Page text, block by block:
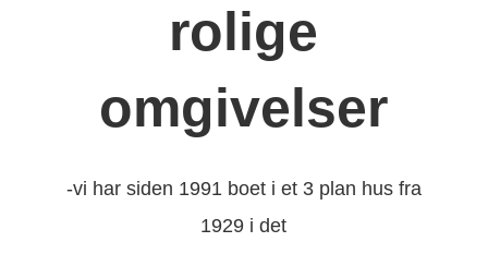
rolige
omgivelser
-vi har siden 1991 boet i et 3 plan hus fra
1929 i det